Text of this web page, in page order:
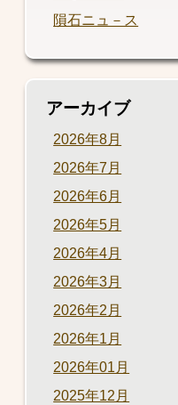
隕石ニュ－ス
アーカイブ
2026年8月
2026年7月
2026年6月
2026年5月
2026年4月
2026年3月
2026年2月
2026年1月
2026年01月
2025年12月